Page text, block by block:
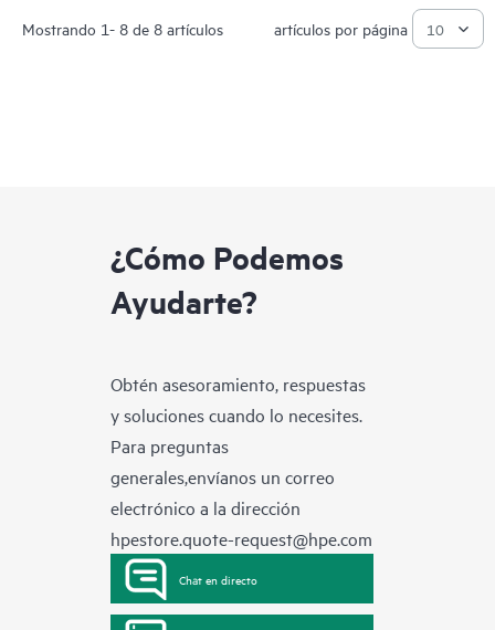
Mostrando 1- 8 de 8 artículos artículos por página
¿Cómo Podemos
Ayudarte?
Obtén asesoramiento, respuestas
y soluciones cuando lo necesites.
Para preguntas
generales,envíanos un correo
electrónico a la dirección
hpestore.quote-request@hpe.com
Chat en directo